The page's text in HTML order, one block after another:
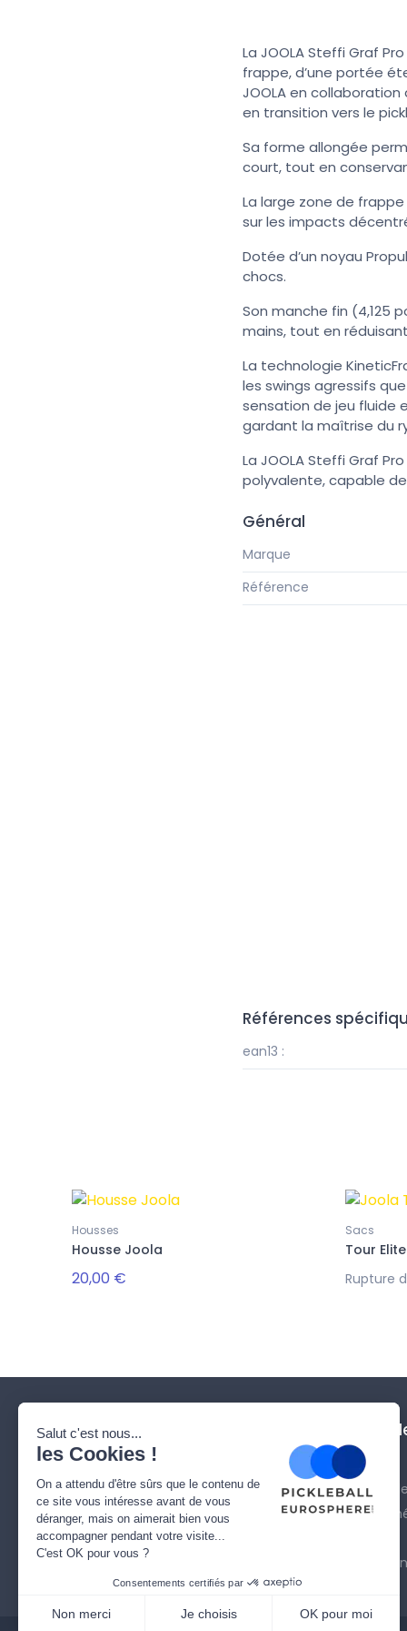
La JOOLA Steffi Graf
frappe, d’une portée
JOOLA en
en transition vers le
Sa forme allongée
court, tout en
La large zone de
sur les impacts
Dotée d’un noyau
chocs.
Son manche fin (4,125
mains, tout en
La technologie
les swings agressifs
sensation de jeu fluide
gardant la maîtrise du
La JOOLA Steffi Graf
polyvalente, capable
Général
Marque
Référence
Références
ean13 :
Housses
Housse Joola
20,00 €
Sacs
Tour Elite
Rupture
Notre société
Qui sommes nous ?
Contactez-nous
Plan du site
Besoin
Livraison
Mentions
Conditions
Politique de